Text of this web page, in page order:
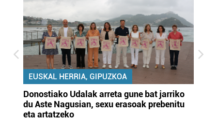
EUSKAL HERRIA, GIPUZKOA
Donostiako Udalak arreta gune bat jarriko
du Aste Nagusian, sexu erasoak prebenitu
eta artatzeko